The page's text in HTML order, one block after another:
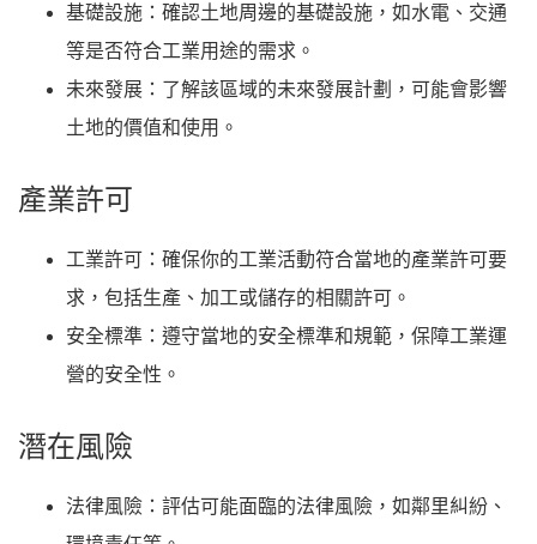
基礎設施 ：確認土地周邊的基礎設施，如水電、交通
等是否符合工業用途的需求。
未來發展 ：了解該區域的未來發展計劃，可能會影響
土地的價值和使用。
產業許可
工業許可 ：確保你的工業活動符合當地的產業許可要
求，包括生產、加工或儲存的相關許可。
安全標準 ：遵守當地的安全標準和規範，保障工業運
營的安全性。
潛在風險
法律風險 ：評估可能面臨的法律風險，如鄰里糾紛、